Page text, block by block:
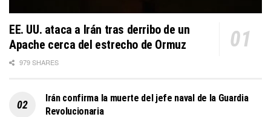
EE. UU. ataca a Irán tras derribo de un
Apache cerca del estrecho de Ormuz
979 SHARES
Irán confirma la muerte del jefe naval de la Guardia
Revolucionaria